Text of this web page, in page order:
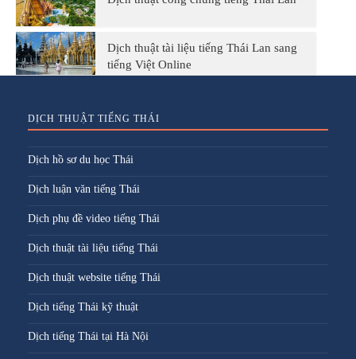
Dịch thuật tài liệu tiếng Thái Lan sang
tiếng Việt Online
DỊCH THUẬT TIẾNG THÁI
Dịch hồ sơ du học Thái
Dịch luận văn tiếng Thái
Dịch phụ đề video tiếng Thái
Dịch thuật tài liệu tiếng Thái
Dịch thuật website tiếng Thái
Dịch tiếng Thái kỹ thuật
Dịch tiếng Thái tại Hà Nội